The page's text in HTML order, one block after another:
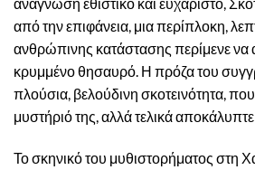
από την επιφάνεια, μια περίπλοκη,
ανθρώπινης κατάστασης περίμενε να
κρυμμένο θησαυρό. Η πρόζα του
πλούσια, βελούδινη σκοτεινότητα,
μυστήριό της, αλλά τελικά αποκάλυπτε
Το σκηνικό του μυθιστορήματος στη